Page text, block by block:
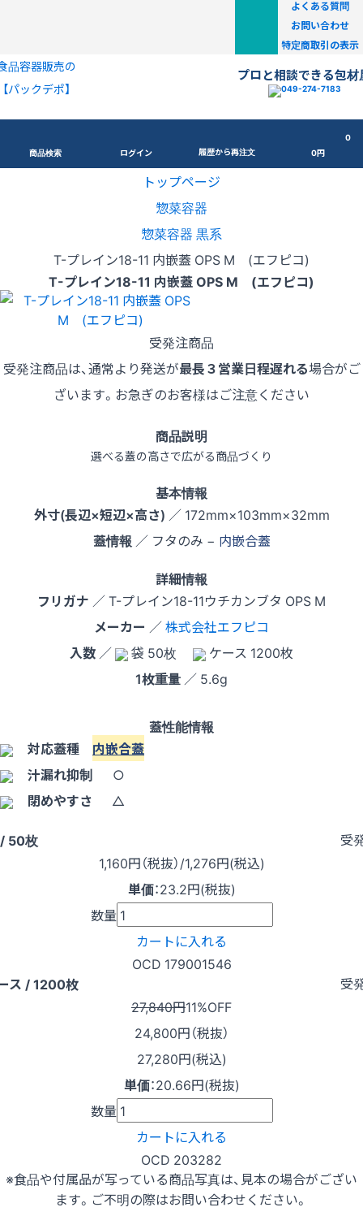
よくある質問
お問い合わせ
特定商取引の表示
品容器販売の
【パックデポ】
プロと相談できる包材
商品検索 ログイン 履歴から再注文
0
0円
トップページ
惣菜容器
惣菜容器 黒系
T-プレイン18-11 内嵌蓋 OPS M (エフピコ)
T-プレイン18-11 内嵌蓋 OPS M (エフピコ)
受発注商品
受発注商品は、通常より発送が最長３営業日程遅れる場合がご
ざいます。お急ぎのお客様はご注意ください
商品説明
選べる蓋の高さで広がる商品づくり
基本情報
外寸(長辺×短辺×高さ) ／ 172mm×103mm×32mm
蓋情報 ／ フタのみ − 内嵌合蓋
詳細情報
フリガナ ／ T-プレイン18-11ウチカンブタ OPS M
メーカー ／株式会社エフピコ
入数 ／ 袋 50枚
ケース 1200枚
1枚重量 ／ 5.6g
蓋性能情報
対応蓋種 内嵌合蓋
汁漏れ抑制
○
閉めやすさ
△
50枚
受
1,160円（税抜）/1,276円(税込)
単価：23.2円(税抜)
数量
カートに入れる
OCD 179001546
ス / 1200枚
受
27,840円11%OFF
24,800円（税抜）
27,280円(税込)
単価：20.66円(税抜)
数量
カートに入れる
OCD 203282
※食品や付属品が写っている商品写真は、見本の場合がござい
ます。ご不明の際はお問い合わせください。